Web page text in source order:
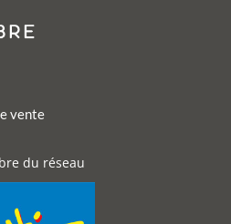
vente
du réseau